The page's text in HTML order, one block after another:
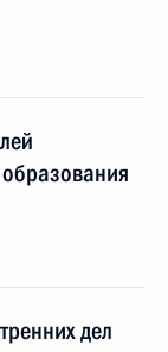
дел